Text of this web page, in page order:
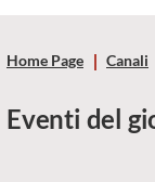
di
Home Page Canali
Eventi del